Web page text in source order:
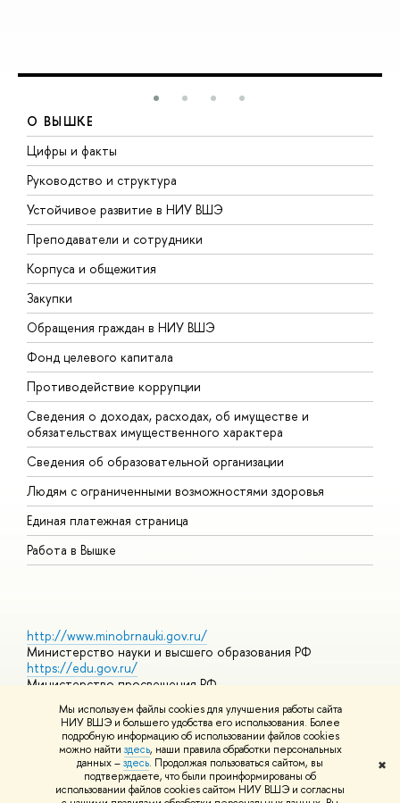
Мы используем файлы cookies для улучшения работы сайта
НИУ ВШЭ и большего удобства его использования. Более
подробную информацию об использовании файлов cookies
можно найти здесь, наши правила обработки персональных
данных –здесь. Продолжая пользоваться сайтом, вы
подтверждаете, что были проинформированы об
использовании файлов cookies сайтом НИУ ВШЭ и согласны
✖
О ВЫШКЕ
Цифры и факты
Руководство и структура
Устойчивое развитие в НИУ ВШЭ
Преподаватели и сотрудники
Корпуса и общежития
Закупки
Обращения граждан в НИУ ВШЭ
Фонд целевого капитала
Противодействие коррупции
Сведения о доходах, расходах, об имуществе и
обязательствах имущественного характера
Сведения об образовательной организации
Людям с ограниченными возможностями здоровья
Единая платежная страница
Работа в Вышке
http://www.minobrnauki.gov.ru/
Министерство науки и высшего образования РФ
https://edu.gov.ru/
Министерство просвещения РФ
https://elearning.hse.ru/mooc
Массовые открытые онлайн-курсы
© НИУ ВШЭ 1993–2026 Адреса и контактыУсловия
использования материалов Политика конфиденциальности